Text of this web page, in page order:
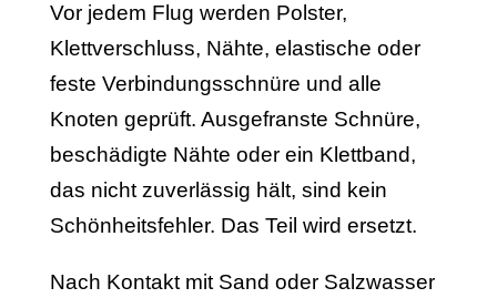
Vor jedem Flug werden Polster,
Klettverschluss, Nähte, elastische oder
feste Verbindungsschnüre und alle
Knoten geprüft. Ausgefranste Schnüre,
beschädigte Nähte oder ein Klettband,
das nicht zuverlässig hält, sind kein
Schönheitsfehler. Das Teil wird ersetzt.
Nach Kontakt mit Sand oder Salzwasser